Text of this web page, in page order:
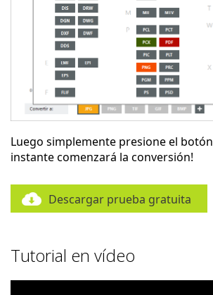
Luego simplemente presione el botón
instante comenzará la conversión!
Descargar prueba gratuita
Tutorial en vídeo